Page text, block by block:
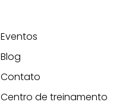
Eventos
Blog
Contato
Centro de treinamento